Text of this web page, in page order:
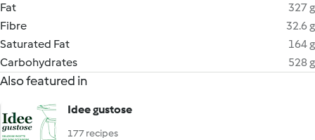
Fat
327 g
Fibre
32.6 g
Saturated Fat
164 g
Carbohydrates
528 g
Also featured in
Idee gustose
177 recipes